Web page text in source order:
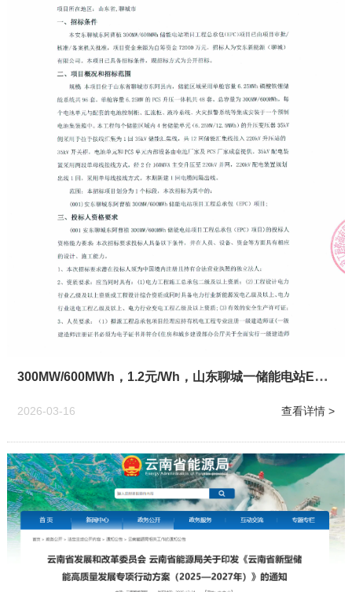
300MW/600MWh，1.2元/Wh，山东聊城一储能电站EPC招标
查看详情 >
2026-03-16